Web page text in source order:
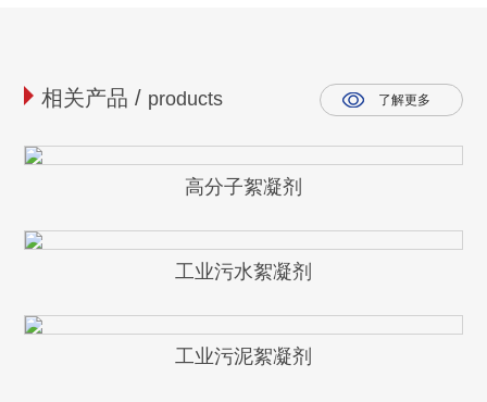
相关产品 / products 了解更多
高分子絮凝剂
工业污水絮凝剂
工业污泥絮凝剂